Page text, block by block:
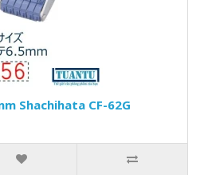
Shachihata CF-62G